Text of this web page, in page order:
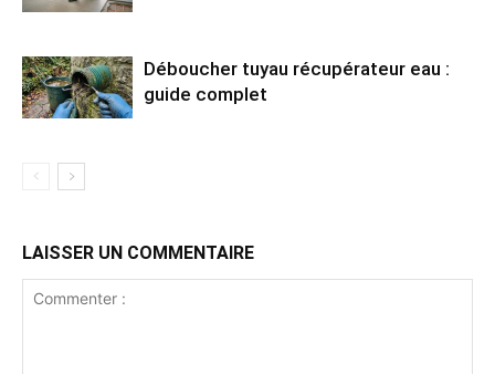
Déboucher tuyau récupérateur eau :
guide complet
LAISSER UN COMMENTAIRE